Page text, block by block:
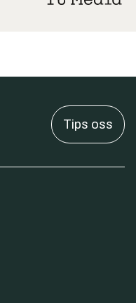
Tips oss